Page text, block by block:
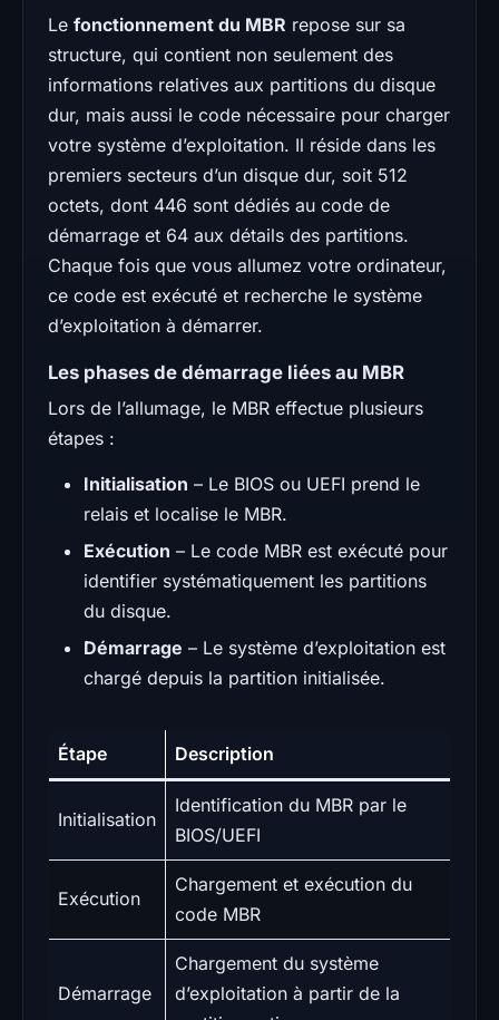
Le fonctionnement du MBR repose sur sa
structure, qui contient non seulement des
informations relatives aux partitions du disque
dur, mais aussi le code nécessaire pour charger
votre système d’exploitation. Il réside dans les
premiers secteurs d’un disque dur, soit 512
octets, dont 446 sont dédiés au code de
démarrage et 64 aux détails des partitions.
Chaque fois que vous allumez votre ordinateur,
ce code est exécuté et recherche le système
d’exploitation à démarrer.
Les phases de démarrage liées au MBR
Lors de l’allumage, le MBR effectue plusieurs
étapes :
Initialisation – Le BIOS ou UEFI prend le
relais et localise le MBR.
Exécution – Le code MBR est exécuté pour
identifier systématiquement les partitions
du disque.
Démarrage – Le système d’exploitation est
chargé depuis la partition initialisée.
Étape Description
Initialisation
Identification du MBR par le
BIOS/UEFI
Exécution
Chargement et exécution du
code MBR
Démarrage
Chargement du système
d’exploitation à partir de la